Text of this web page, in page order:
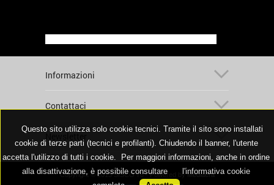
Informazioni
Contattaci
Copyright © 2013 SISCO 78 - Powered byMediaera
Questo sito utilizza solo cookie tecnici. Tramite il sito sono installati
cookie di terze parti (tecnici e profilanti). Chiudendo il banner, l'utente
accetta l'utilizzo di tutti i cookie. Per maggiori informazioni, anche in ordine
alla disattivazione, è possibile consultare
l'informativa cookie